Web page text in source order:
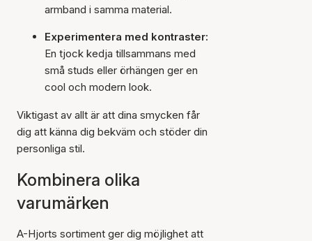
armband i samma material.
Experimentera med kontraster:
En tjock kedja tillsammans med
små studs eller örhängen ger en
cool och modern look.
Viktigast av allt är att dina smycken får
dig att känna dig bekväm och stöder din
personliga stil.
Kombinera olika
varumärken
A-Hjorts sortiment ger dig möjlighet att